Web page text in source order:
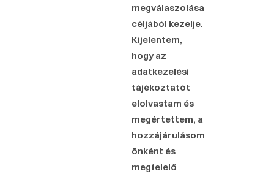
megválaszolása
céljából kezelje.
Kijelentem,
hogy az
adatkezelési
tájékoztatót
elolvastam és
megértettem, a
hozzájárulásom
önként és
megfelelő